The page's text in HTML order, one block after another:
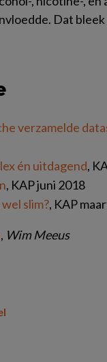
Dat bleek
verzamelde
én uitdagend,
, KAP juni 2018
slim?, KAP
, Wim Meeus